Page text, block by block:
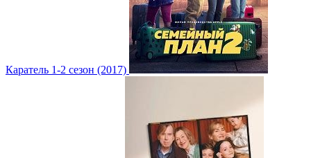
Каратель 1-2 сезон (2017)